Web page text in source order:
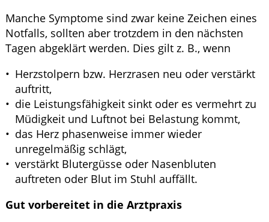
Manche Symptome sind zwar keine Zeichen eines
Notfalls, sollten aber trotzdem in den nächsten
Tagen abgeklärt werden. Dies gilt z. B., wenn
Herzstolpern bzw. Herzrasen neu oder verstärkt
auftritt,
die Leistungsfähigkeit sinkt oder es vermehrt zu
Müdigkeit und Luftnot bei Belastung kommt,
das Herz phasenweise immer wieder
unregelmäßig schlägt,
verstärkt Blutergüsse oder Nasenbluten
auftreten oder Blut im Stuhl auffällt.
Gut vorbereitet in die Arztpraxis